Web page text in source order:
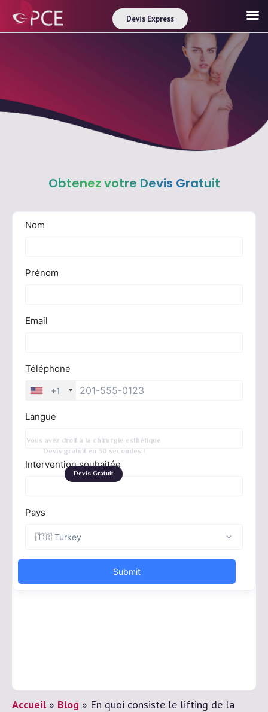
Vous avez droit à la chirurgie esthétique
Devis gratuit en 30 secondes !
Devis Gratuit
Obtenez votre Devis Gratuit
Accueil» Blog » En quoi consiste le lifting de la
Devis Express